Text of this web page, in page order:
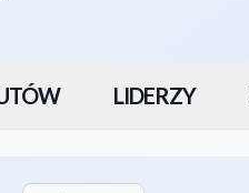
LIDERZY